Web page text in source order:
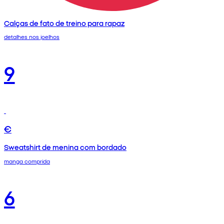
Calças de fato de treino para rapaz
detalhes nos joelhos
9
€
Sweatshirt de menina com bordado
manga comprida
6